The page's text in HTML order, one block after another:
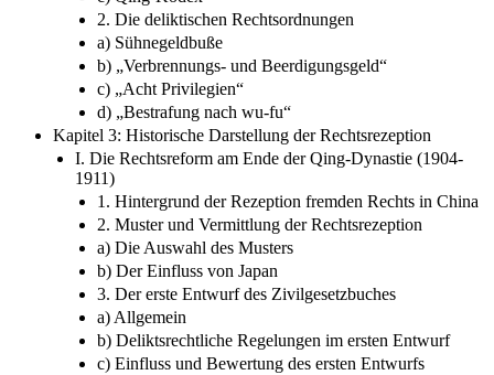
2. Die deliktischen Rechtsordnungen
a) Sühnegeldbuße
b) „Verbrennungs- und Beerdigungsgeld“
c) „Acht Privilegien“
d) „Bestrafung nach wu-fu“
Kapitel 3: Historische Darstellung der Rechtsrezeption
I. Die Rechtsreform am Ende der Qing-Dynastie (1904-
1911)
1. Hintergrund der Rezeption fremden Rechts in China
2. Muster und Vermittlung der Rechtsrezeption
a) Die Auswahl des Musters
b) Der Einfluss von Japan
3. Der erste Entwurf des Zivilgesetzbuches
a) Allgemein
b) Deliktsrechtliche Regelungen im ersten Entwurf
c) Einfluss und Bewertung des ersten Entwurfs